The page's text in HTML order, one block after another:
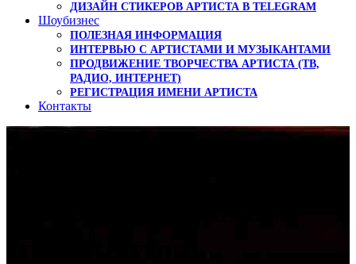
ДИЗАЙН СТИКЕРОВ АРТИСТА В TELEGRAM
Шоубизнес
ПОЛЕЗНАЯ ИНФОРМАЦИЯ
ИНТЕРВЬЮ С АРТИСТАМИ И МУЗЫКАНТАМИ
ПРОДВИЖЕНИЕ ТВОРЧЕСТВА АРТИСТА (ТВ,
РАДИО, ИНТЕРНЕТ)
РЕГИСТРАЦИЯ ИМЕНИ АРТИСТА
Контакты